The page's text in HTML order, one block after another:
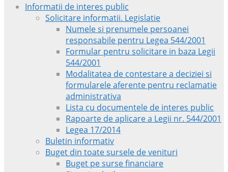
Informatii de interes public
Solicitare informatii. Legislatie
Numele si prenumele persoanei
responsabile pentru Legea 544/2001
Formular pentru solicitare in baza Legii
544/2001
Modalitatea de contestare a deciziei si
formularele aferente pentru reclamatie
administrativa
Lista cu documentele de interes public
Rapoarte de aplicare a Legii nr. 544/2001
Legea 17/2014
Buletin informativ
Buget din toate sursele de venituri
Buget pe surse financiare